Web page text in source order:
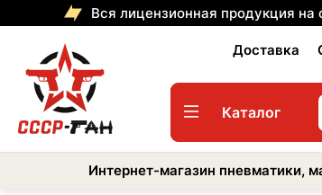
Вся лицензионная продукция
Доставка
Каталог
Интернет-магазин пневматики,